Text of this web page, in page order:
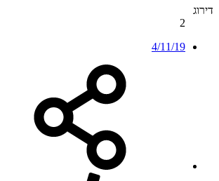
דירוג
2
4/11/19